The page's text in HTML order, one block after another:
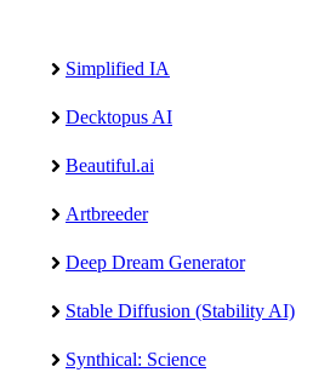
Simplified IA
Decktopus AI
Beautiful.ai
Artbreeder
Deep Dream Generator
Stable Diffusion (Stability AI)
Synthical: Science